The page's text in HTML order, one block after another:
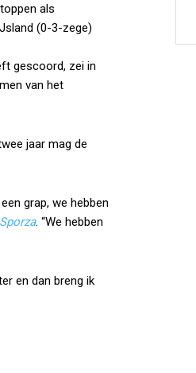
als
(0-3-zege)
gescoord, zei in
van het
jaar mag de
grap, we hebben
Sporza. “We hebben
en dan breng ik